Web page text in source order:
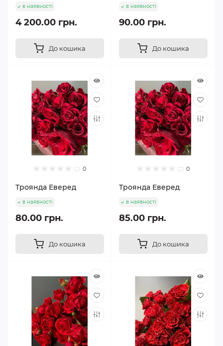
в наявності
4 200.00 грн.
До кошика
в наявності
90.00 грн.
До кошика
0
Троянда Еверед
в наявності
80.00 грн.
До кошика
0
Троянда Еверед
в наявності
85.00 грн.
До кошика